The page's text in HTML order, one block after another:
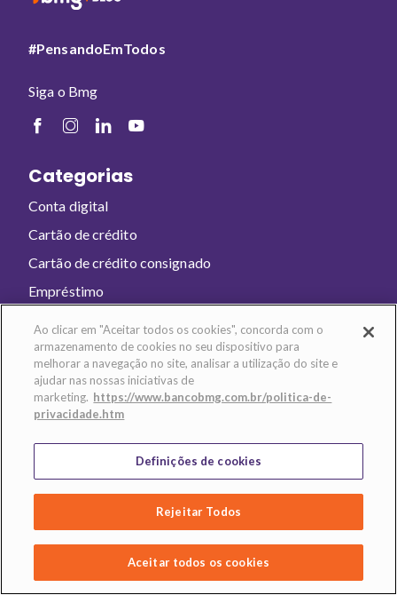
Navegação por tópicosT
#PensandoEmTodos
Siga o Bmg
Categorias
Conta digital
Cartão de crédito
Cartão de crédito consignado
Empréstimo
Open Banking
Investimento
Banco Bmg
Aviso de privacidade
Baixe o app e abra sua conta!
Ao clicar em "Aceitar todos os cookies", concorda com o
armazenamento de cookies no seu dispositivo para
melhorar a navegação no site, analisar a utilização do site e
ajudar nas nossas iniciativas de
marketing. https://www.bancobmg.com.br/politica-de-
privacidade.htm
Definições de cookies
Rejeitar Todos
Aceitar todos os cookies